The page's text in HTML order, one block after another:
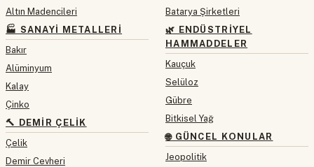
Altın Madencileri
🏭 SANAYI METALLERI
Bakır
Alüminyum
Kalay
Çinko
🔨 DEMIR ÇELIK
Çelik
Demir Cevheri
Batarya Şirketleri
🌿 ENDÜSTRIYEL
HAMMADDELER
Kauçuk
Selüloz
Gübre
Bitkisel Yağ
🌐 GÜNCEL KONULAR
Jeopolitik